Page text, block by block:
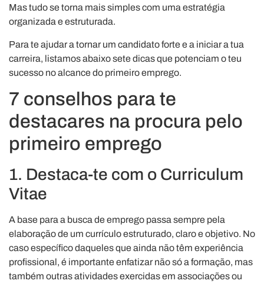
Mas tudo se torna mais simples com uma estratégia
organizada e estruturada.
Para te ajudar a tornar um candidato forte e a iniciar a tua
carreira, listamos abaixo sete dicas que potenciam o teu
sucesso no alcance do primeiro emprego.
7 conselhos para te
destacares na procura pelo
primeiro emprego
1. Destaca-te com o Curriculum
Vitae
A base para a busca de emprego passa sempre pela
elaboração de um currículo estruturado, claro e objetivo. No
caso específico daqueles que ainda não têm experiência
profissional, é importante enfatizar não só a formação, mas
também outras atividades exercidas em associações ou